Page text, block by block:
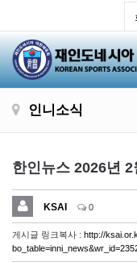
인니소식
한인뉴스 2026년 2
KSAI 0
게시글 링크복사 : http://